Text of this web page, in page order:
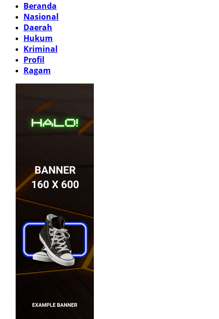
Beranda
Nasional
Daerah
Hukum
Kriminal
Profil
Ragam